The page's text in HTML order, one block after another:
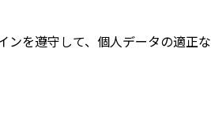
ンを遵守して、個人データの適正な